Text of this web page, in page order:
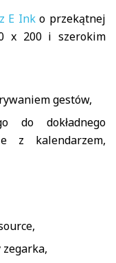
E Inko przekątnej
x 200 i szerokim
gestów,
do dokładnego
z kalendarzem,